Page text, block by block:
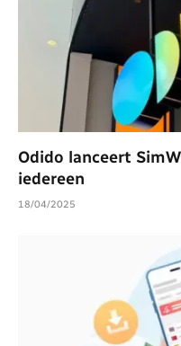
Odido lanceert
iedereen
18/04/2025